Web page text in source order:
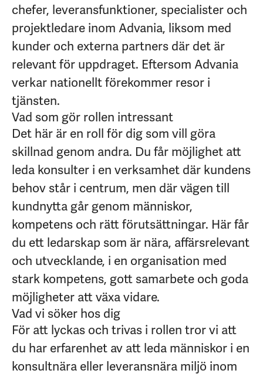
chefer, leveransfunktioner, specialister och
projektledare inom Advania, liksom med
kunder och externa partners där det är
relevant för uppdraget. Eftersom Advania
verkar nationellt förekommer resor i
tjänsten.
Vad som gör rollen intressant
Det här är en roll för dig som vill göra
skillnad genom andra. Du får möjlighet att
leda konsulter i en verksamhet där kundens
behov står i centrum, men där vägen till
kundnytta går genom människor,
kompetens och rätt förutsättningar. Här får
du ett ledarskap som är nära, affärsrelevant
och utvecklande, i en organisation med
stark kompetens, gott samarbete och goda
möjligheter att växa vidare.
Vad vi söker hos dig
För att lyckas och trivas i rollen tror vi att
du har erfarenhet av att leda människor i en
konsultnära eller leveransnära miljö inom